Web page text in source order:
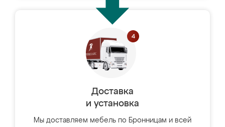
Доставка
и установка
Мы доставляем мебель по Бронницам и всей